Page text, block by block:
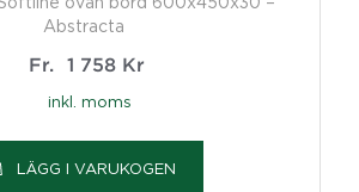
Abstracta
Fr. 1 758 Kr
inkl. moms
LÄGG I VARUKOGEN